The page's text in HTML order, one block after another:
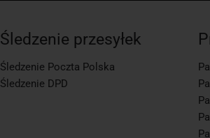
Śledzenie przesyłek
Śledzenie Poczta Polska
Śledzenie DPD